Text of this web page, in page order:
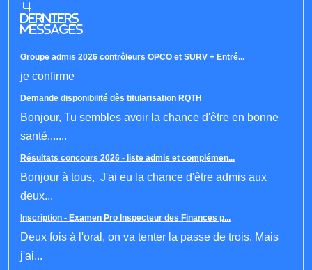
4
derniers
messages
Groupe admis 2026 contrôleurs OPCO et SURV + Entré...
je confirme
Demande disponibilité dès titularisation RQTH
Bonjour, Tu sembles avoir la chance d'être en bonne
santé.......
Résultats concours 2026 - liste admis et complémen...
Bonjour à tous, J'ai eu la chance d'être admis aux
deux...
Inscription - Examen Pro Inspecteur des Finances p...
Deux fois à l'oral, on va tenter la passe de trois. Mais
j'ai...